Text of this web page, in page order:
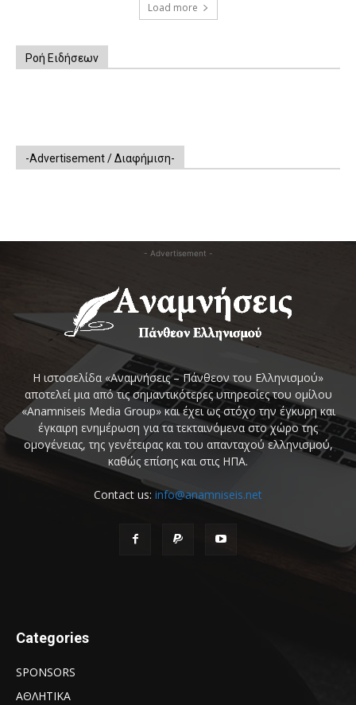
Load more
Ροή Ειδήσεων
-Advertisement / Διαφήμιση-
- Advertisement -
Η ιστοσελίδα «Αναμνήσεις – Πάνθεον του Ελληνισμού»
αποτελεί μια από τις σημαντικότερες υπηρεσίες του ομίλου
«Anamniseis Media Group» και έχει ως στόχο την έγκυρη και
έγκαιρη ενημέρωση για τα τεκταινόμενα στο χώρο της
ομογένειας, της γενέτειρας και του απανταχού ελληνισμού,
καθώς επίσης και στις ΗΠΑ.
Contact us: info@anamniseis.net
Categories
SPONSORS
ΑΘΛΗΤΙΚΑ